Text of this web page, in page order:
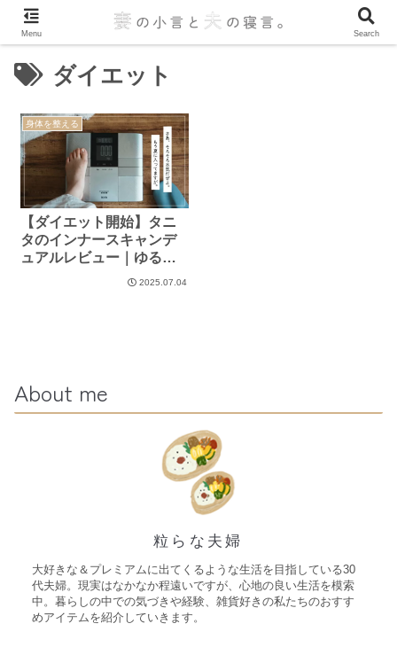
ダイエット
身体を整える
【ダイエット開始】タニ
タのインナースキャンデ
ュアルレビュー｜ゆるっ
と続ける健康管理スター
2025.07.04
About me
粒らな夫婦
大好きな＆プレミアムに出てくるような生活を目指している30
代夫婦。現実はなかなか程遠いですが、心地の良い生活を模索
中。暮らしの中での気づきや経験、雑貨好きの私たちのおすす
めアイテムを紹介していきます。
Menu Search